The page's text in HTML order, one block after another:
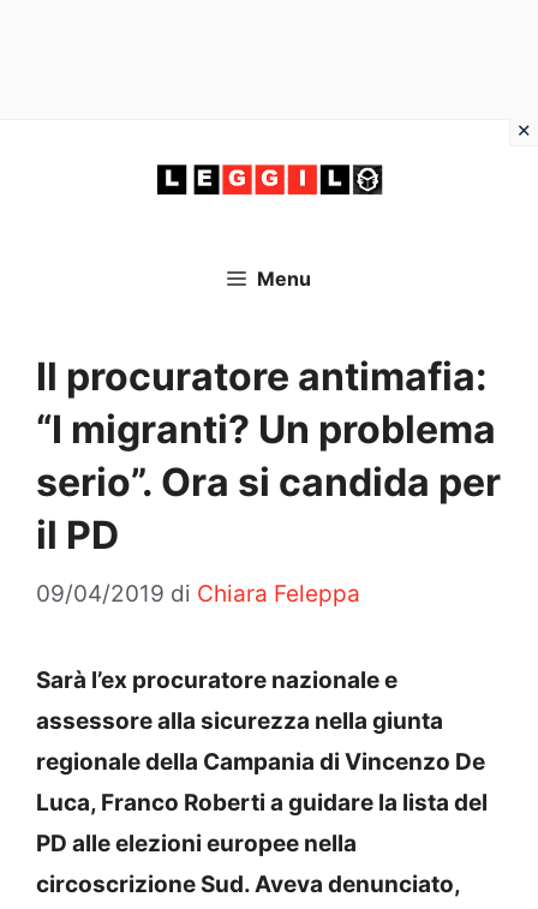
Menu
Il procuratore antimafia:
“I migranti? Un problema
serio”. Ora si candida per
il PD
09/04/2019 di Chiara Feleppa
Sarà l’ex procuratore nazionale e
assessore alla sicurezza nella giunta
regionale della Campania di Vincenzo De
Luca, Franco Roberti a guidare la lista del
PD alle elezioni europee nella
circoscrizione Sud. Aveva denunciato,